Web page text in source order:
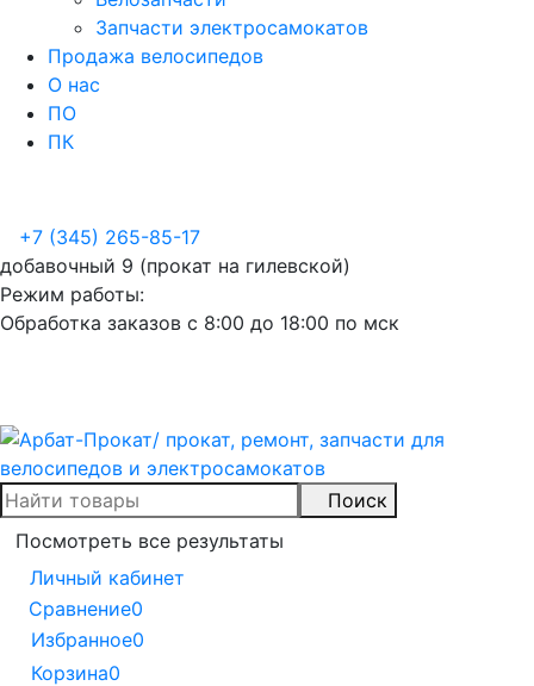
Запчасти электросамокатов
Продажа велосипедов
О нас
ПО
ПК
+7 (345) 265-85-17
добавочный 9 (прокат на гилевской)
Режим работы:
Обработка заказов с 8:00 до 18:00 по мск
Поиск
Посмотреть все результаты
Личный кабинет
Сравнение0
Избранное0
Корзина0